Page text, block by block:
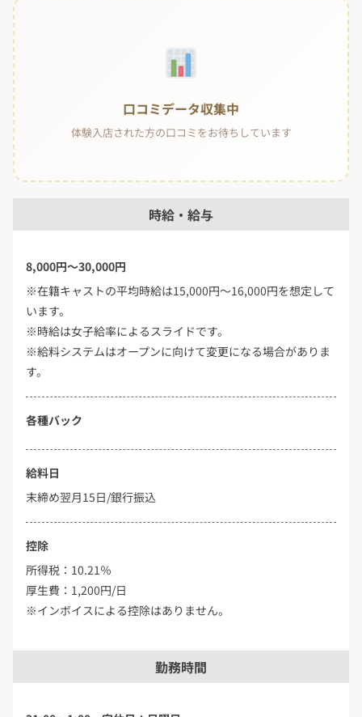
口コミデータ収集中
体験入店された方の口コミをお待ちしています
時給・給与
8,000円～30,000円
※在籍キャストの平均時給は15,000円～16,000円を想定して
います。
※時給は女子給率によるスライドです。
※給料システムはオープンに向けて変更になる場合がありま
す。
各種バック
給料日
末締め翌月15日/銀行振込
控除
所得税：10.21％
厚生費：1,200円/日
※インボイスによる控除はありません。
勤務時間